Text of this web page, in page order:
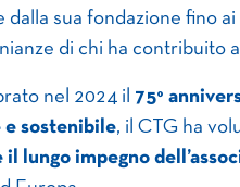
dalla sua fondazione fino
di chi ha contribuito
nel 2024 il 75°
e sostenibile, il CTG ha
il lungo impegno